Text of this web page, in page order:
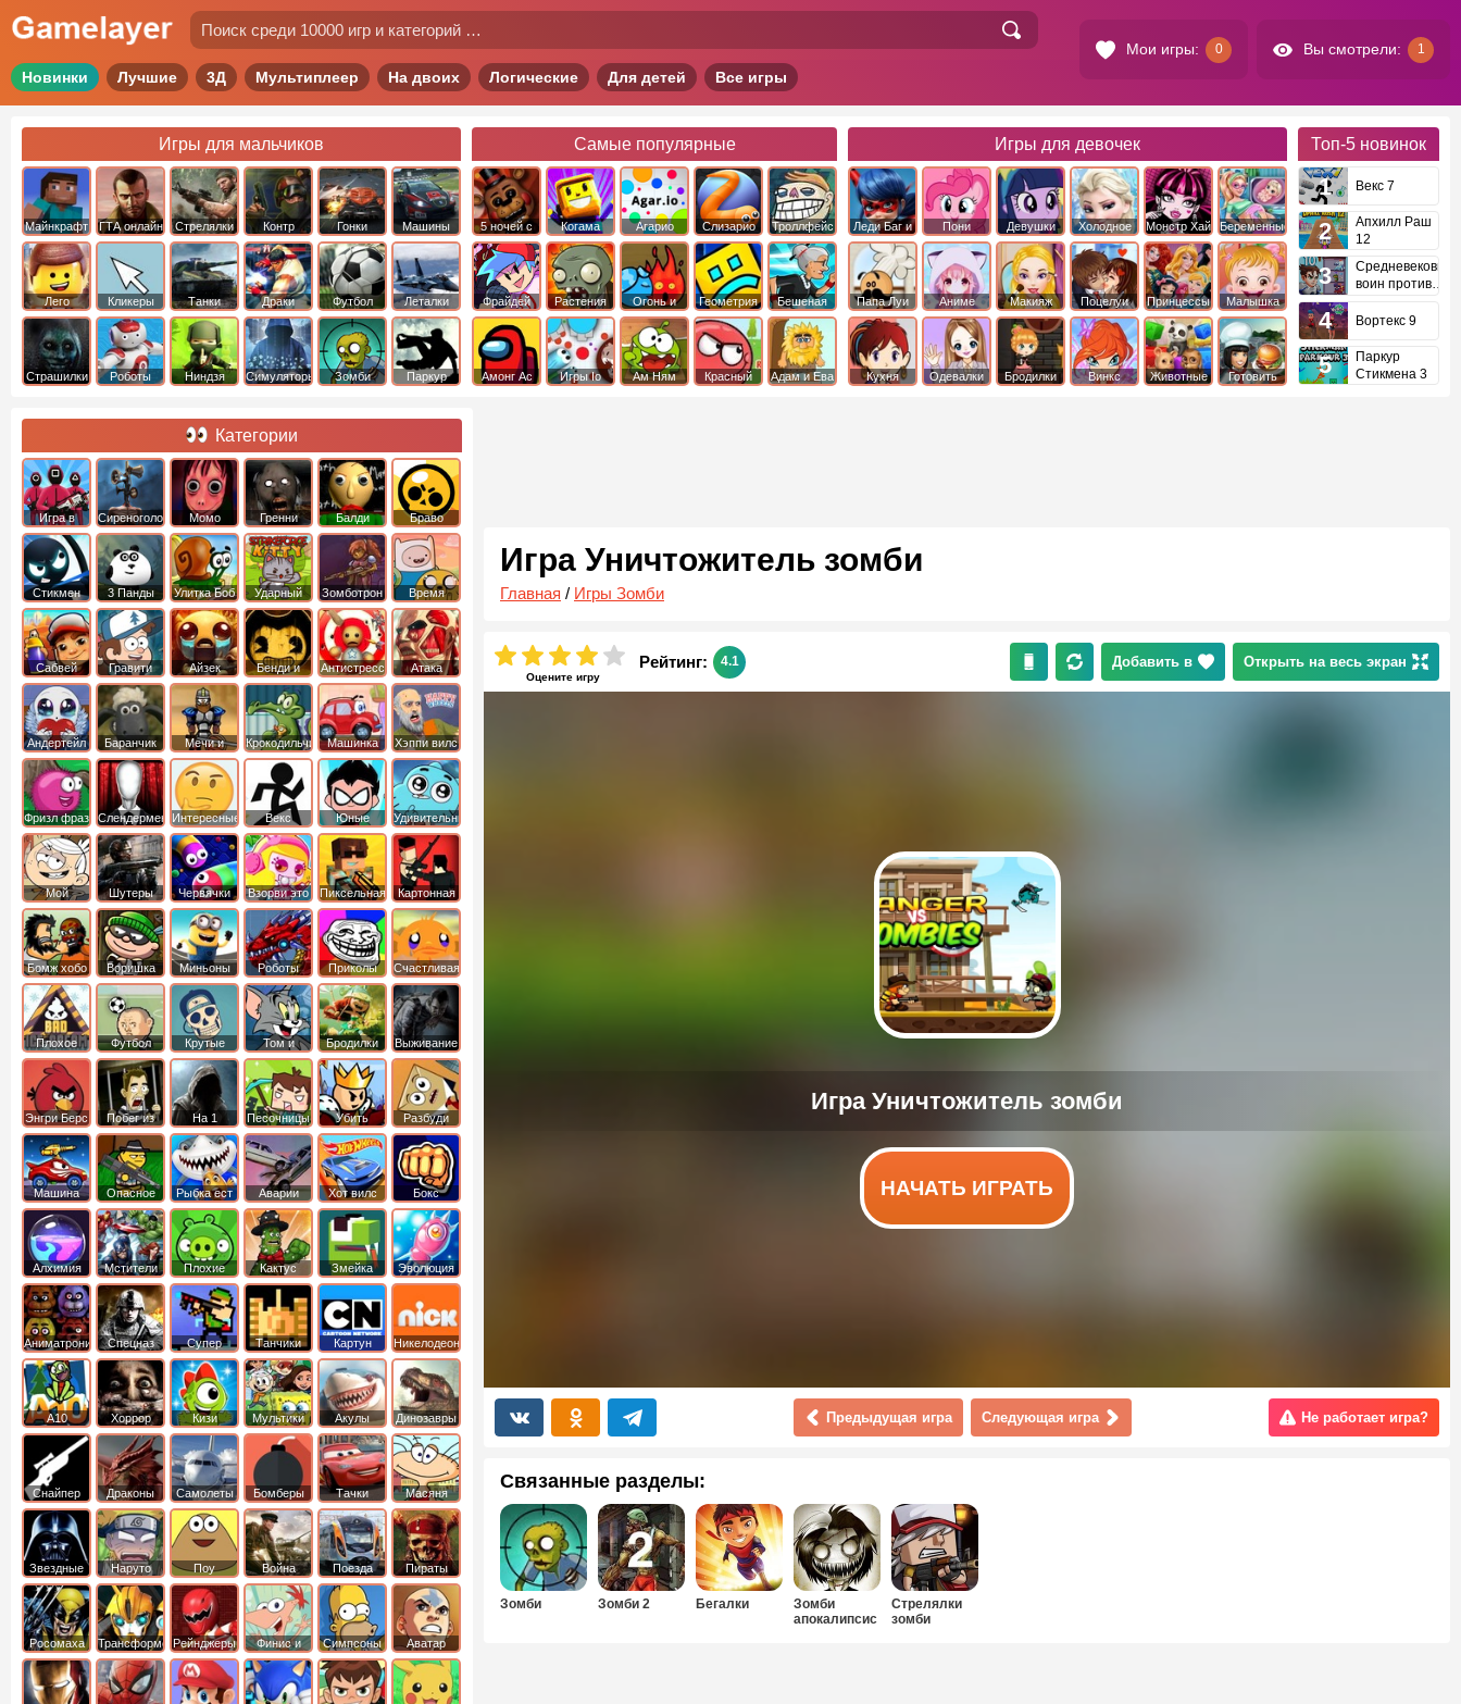
Мои игры: 0 Вы смотрели: 1
Новинки Лучшие 3Д Мультиплеер На двоих Логические Для детей Все игры
Игры для мальчиков
Майнкрафт ГТА онлайн Стрелялки
Контр
Страйк
Гонки Машины
Лего Кликеры Танки Драки Футбол Леталки
Страшилки Роботы Ниндзя Симуляторы Зомби Паркур
Самые популярные
5 ночей с
фредди
Когама Агарио Слизарио
Троллфейс
квест
Фрайдей
Найт
Фанкин
Растения
против
Зомби
Огонь и
Вода
Геометрия
Даш
Бешеная
бабка
сбежала из
психушки
Амонг Ас Игры Io Ам Ням
Красный
Адам и Ева
Игры для девочек
Леди Баг и
Супер Кот
Пони
Дружба это
Девушки
Эквестрии
Холодное
Сердце
Монстр Хай Беременные
Папа Луи Аниме Макияж Поцелуи
Принцессы
Диснея
Малышка
Хейзел
Кухня
Одевалки Бродилки Винкс Животные
Готовить
Топ-5 новинок
Векс 7
Апхилл Раш
12
Средневековый
воин против
Вортекс 9
Паркур
Стикмена 3
Игра Уничтожитель зомби
Главная / Игры Зомби
Оцените игру
Рейтинг: 4.1 Добавить в Открыть на весь экран
НАЧАТЬ ИГРАТЬ
Предыдущая игра Следующая игра Не работает игра?
Связанные разделы:
Зомби Зомби 2 Бегалки
Зомби
апокалипсис
Стрелялки
зомби
Категории
Игра в
Кальмара
Сиреноголовый Момо Гренни Балди
Браво
Старс
Стикмен 3 Панды Улитка Боб
Ударный
отряд котят
Зомботрон
Время
Приключений
Сабвей
Серф
Гравити
Фолз
Айзек
Бенди и
Чернильная
машина
Антистресс
Атака
Титанов
Андертейл
Баранчик
Шон
Мечи и
Сандали
Крокодильчик
Свомпи
Машинка
Вилли
Хэппи вилс
Фризл фраз Слендермен Интересные Векс
Юные
титаны
вперед
Удивительный
мир
Гамбола
Мой
шумный
дом
Шутеры Червячки Взорви это
Пиксельная
война
Картонная
башка
Бомж хобо
Воришка
боб
Миньоны
Роботы
динозавры
Приколы
Счастливая
обезьянка
Плохое
мороженое
Футбол
головами
Крутые
Том и
джерри
Бродилки
Приключения
Выживание
Энгри Берс
Побег из
тюрьмы
На 1 Песочницы
Убить
короля
Разбуди
коробку
Машина
ест
машину
Опасное
оружие
Рыбка ест
рыбку
Аварии
машин
Хот вилс Бокс
Алхимия Мстители
Плохие
свинки
Кактус
маккой
Змейка Эволюция
Аниматроники Спецназ
Супер
бойцы
Танчики
Картун
нетворк
Никелодеон
А10 Хоррор Кизи Мультики Акулы Динозавры
Снайпер Драконы Самолеты Бомберы Тачки Масяня
Звездные
войны
Наруто Поу Война Поезда
Пираты
Карибского
Моря
Росомаха ТрансформерыРейнджеры
Самураи
Финис и
Ферб
Симпсоны
Аватар
легенда об
Аанге